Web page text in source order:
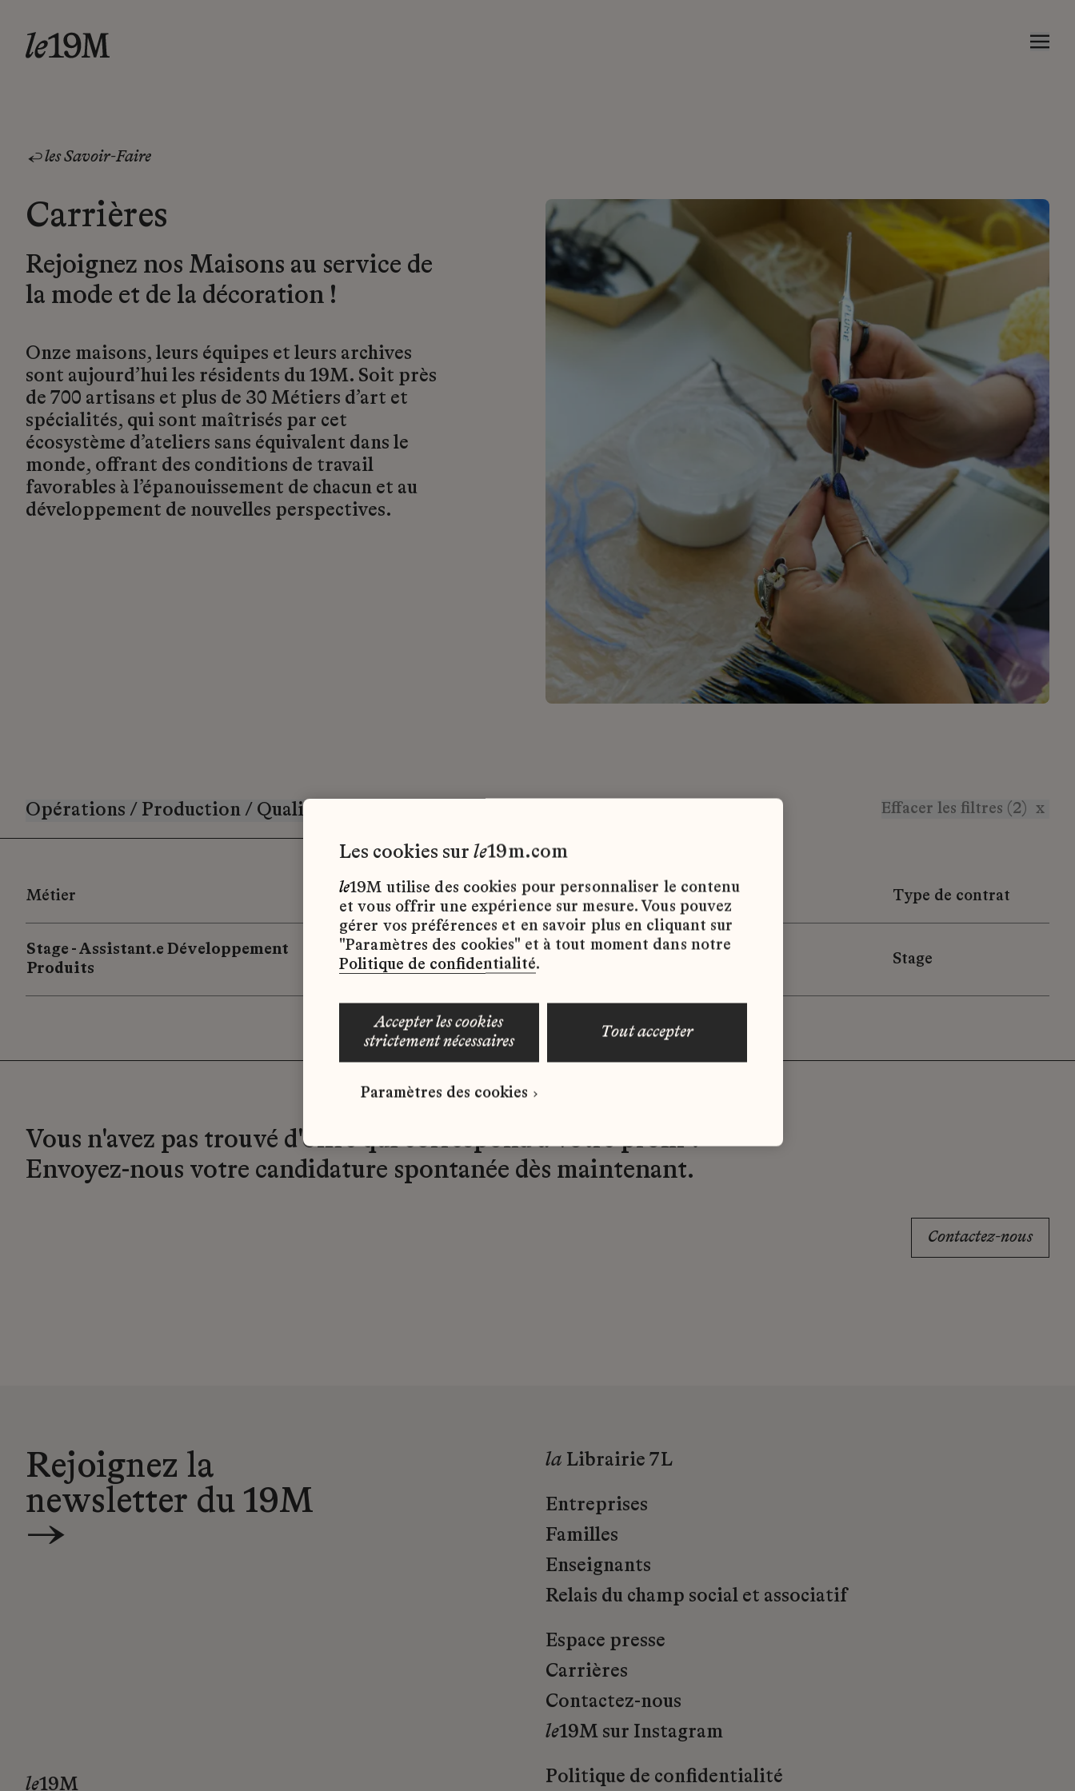
les Savoir-Faire
Carrières
Rejoignez nos Maisons au service de
la mode et de la décoration !
Onze maisons, leurs équipes et leurs archives
sont aujourd’hui les résidents du 19M. Soit près
de 700 artisans et plus de 30 Métiers d’art et
spécialités, qui sont maîtrisés par cet
écosystème d’ateliers sans équivalent dans le
monde, offrant des conditions de travail
favorables à l’épanouissement de chacun et au
développement de nouvelles perspectives.
Opérations / Production / Qualité / Logistique Effacer les filtres (2) x
Métier Maison Localisation Type de contrat
Stage - Assistant.e Développement
Produits
Lesage Stage
Vous n'avez pas trouvé d'offre qui correspond à votre profil ?
Envoyez-nous votre candidature spontanée dès maintenant.
Contactez-nous
Rejoignez la
newsletter du 19M
→
le19M
la Librairie 7L
Entreprises
Familles
Enseignants
Relais du champ social et associatif
Espace presse
Carrières
Contactez-nous
le19M sur Instagram
Politique de confidentialité
les cookies sur le19m.com
le19M utilise des cookies pour personnaliser le contenu
et vous offrir une expérience sur mesure. Vous pouvez
gérer vos préférences et en savoir plus en cliquant sur
"Paramètres des cookies" et à tout moment dans notre
Politique de confidentialité.
accepter les cookies
strictement nécessaires
tout accepter
Paramètres des cookies